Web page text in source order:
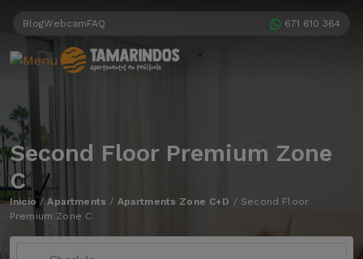
BlogWebcamFAQ 671 610 364
Second Floor Premium Zone
C
Inicio/Apartments / Apartments Zone C+D / Second Floor
Premium Zone C